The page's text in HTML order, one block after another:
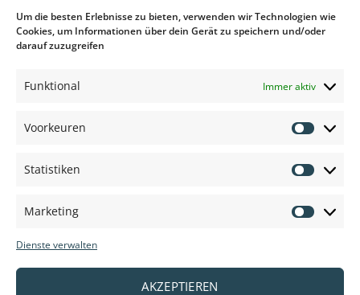
Um die besten Erlebnisse zu bieten, verwenden wir Technologien wie
Cookies, um Informationen über dein Gerät zu speichern und/oder
darauf zuzugreifen
Funktional Immer aktiv
Voorkeuren
Statistiken
Marketing
Dienste verwalten
AKZEPTIEREN